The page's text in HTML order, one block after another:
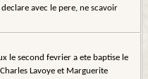
avec le pere, ne scavoir
le second fevrier a ete baptise le
Lavoye et Marguerite